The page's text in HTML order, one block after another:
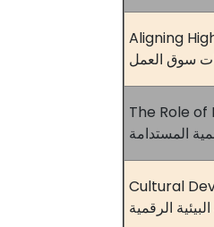
Aligning
سوق العمل
The Role
المستدامة
Cultural
الرقمية